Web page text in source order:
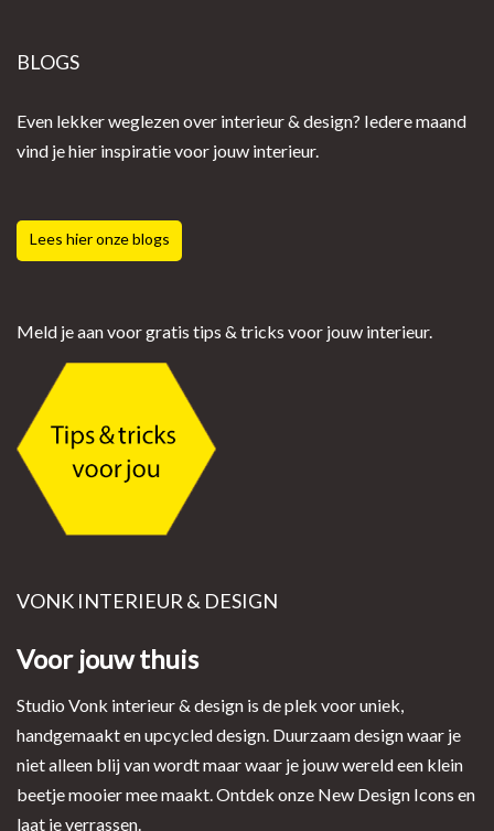
BLOGS
Even lekker weglezen over interieur & design? Iedere maand
vind je hier inspiratie voor jouw interieur.
Lees hier onze blogs
Meld je aan voor gratis tips & tricks voor jouw interieur.
VONK INTERIEUR & DESIGN
Voor jouw thuis
Studio Vonk interieur & design is de plek voor uniek,
handgemaakt en upcycled design. Duurzaam design waar je
niet alleen blij van wordt maar waar je jouw wereld een klein
beetje mooier mee maakt. Ontdek onze New Design Icons en
laat je verrassen.